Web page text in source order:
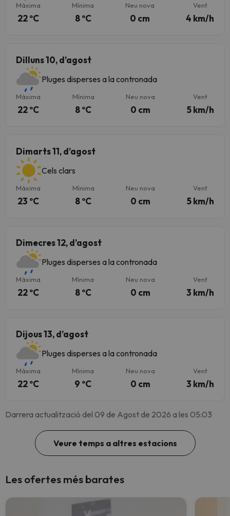
Màxima
22 ºC
Mínima
8 ºC
Neu nova
0 cm
Vent
4 km/h
Dilluns 10, d’agost
Pluges disperses a la contronada
Màxima
22 ºC
Mínima
8 ºC
Neu nova
0 cm
Vent
5 km/h
Dimarts 11, d’agost
Cels clars
Màxima
23 ºC
Mínima
8 ºC
Neu nova
0 cm
Vent
5 km/h
Dimecres 12, d’agost
Pluges disperses a la contronada
Màxima
22 ºC
Mínima
8 ºC
Neu nova
0 cm
Vent
3 km/h
Dijous 13, d’agost
Pluges disperses a la contronada
Màxima
22 ºC
Mínima
9 ºC
Neu nova
0 cm
Vent
3 km/h
Darrera actualització del 09 de Agost de 2026 a les 05:03
Veure temps a altres estacions
Les ofertes més barates